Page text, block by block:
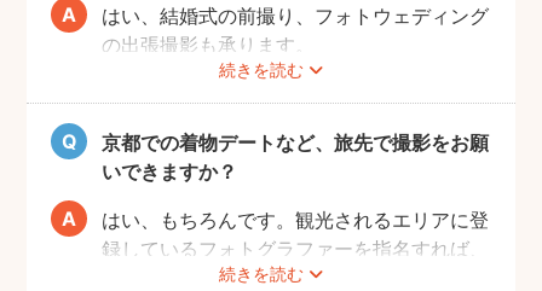
続きを読む
はい、結婚式の前撮り、フォトウェディング
の出張撮影も承ります。
fotowaでは衣装レンタル・着付け・ヘアメ
イクなどのオプションをご用意しておりませ
んので、お客様自身でご用意くださいませ。
京都での着物デートなど、旅先で撮影をお願
いできますか？
続きを読む
はい、もちろんです。観光されるエリアに登
録しているフォトグラファーを指名すれば、
旅行先でも撮影できます。